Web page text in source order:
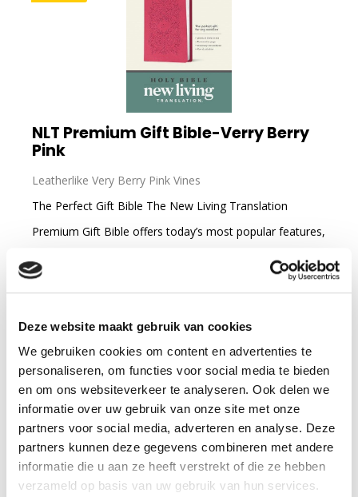
Deze website maakt gebruik van cookies
We gebruiken cookies om content en advertenties te
personaliseren, om functies voor social media te bieden
en om ons websiteverkeer te analyseren. Ook delen we
informatie over uw gebruik van onze site met onze
partners voor social media, adverteren en analyse. Deze
partners kunnen deze gegevens combineren met andere
informatie die u aan ze heeft verstrekt of die ze hebben
verzameld op basis van uw gebruik van hun services.
NLT Premium Gift Bible-Verry Berry
Pink
Leatherlike Very Berry Pink Vines
The Perfect Gift Bible The New Living Translation
Premium Gift Bible offers today’s most popular features,
including book introductions, a dictionary concordance,
and a durable binding, at an affordable price.
29
Verwachte levertijd: Meerdere weken
In winkelmandje